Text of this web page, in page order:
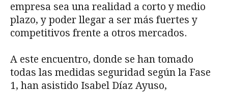
empresa sea una realidad a corto y medio
plazo, y poder llegar a ser más fuertes y
competitivos frente a otros mercados.
A este encuentro, donde se han tomado
todas las medidas seguridad según la Fase
1, han asistido Isabel Díaz Ayuso,